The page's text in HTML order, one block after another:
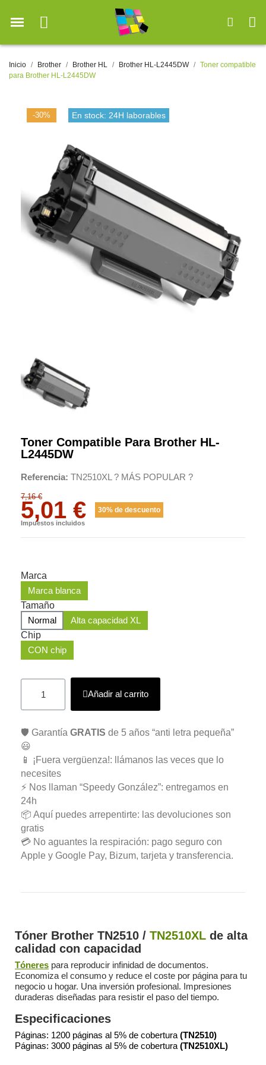
Inicio Brother Brother HL Brother HL-L2445DW
Toner compatible
para Brother HL-L2445DW
-30% En stock: 24H laborables
Toner Compatible Para Brother HL-
L2445DW
Referencia TN2510XL ? MÁS POPULAR ?
7,16 €
5,01 € 30% de descuento
Impuestos incluidos
Marca
Marca blanca
Tamaño
Normal
Alta capacidad XL
Chip
CON chip
Añadir al carrito
🛡️ Garantía GRATIS de 5 años “anti letra pequeña”
😃
📱 ¡Fuera vergüenza!: llámanos las veces que lo
necesites
⚡ Nos llaman “Speedy González”: entregamos en
24h
📦 Aquí puedes arrepentirte: las devoluciones son
gratis
💳 No aguantes la respiración: pago seguro con
Apple y Google Pay, Bizum, tarjeta y transferencia.
Tóner Brother TN2510 / TN2510XL de alta
calidad con capacidad
Tóneres para reproducir infinidad de documentos.
Economiza el consumo y reduce el coste por página para tu
negocio u hogar. Una inversión profesional. Impresiones
duraderas diseñadas para resistir el paso del tiempo.
Especificaciones
Páginas: 1200 páginas al 5% de cobertura (TN2510)
Páginas: 3000 páginas al 5% de cobertura (TN2510XL)